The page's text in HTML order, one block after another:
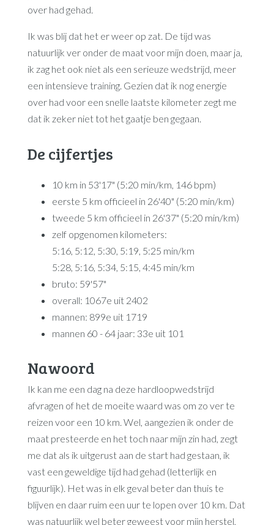
over had gehad.
Ik was blij dat het er weer op zat. De tijd was
natuurlijk ver onder de maat voor mijn doen, maar ja,
ik zag het ook niet als een serieuze wedstrijd, meer
een intensieve training. Gezien dat ik nog energie
over had voor een snelle laatste kilometer zegt me
dat ik zeker niet tot het gaatje ben gegaan.
De cijfertjes
10 km in 53'17" (5:20 min/km, 146 bpm)
eerste 5 km officieel in 26'40" (5:20 min/km)
tweede 5 km officieel in 26'37" (5:20 min/km)
zelf opgenomen kilometers:
5:16, 5:12, 5:30, 5:19, 5:25 min/km
5:28, 5:16, 5:34, 5:15, 4:45 min/km
bruto: 59'57"
overall: 1067e uit 2402
mannen: 899e uit 1719
mannen 60 - 64 jaar: 33e uit 101
Nawoord
Ik kan me een dag na deze hardloopwedstrijd
afvragen of het de moeite waard was om zo ver te
reizen voor een 10 km. Wel, aangezien ik onder de
maat presteerde en het toch naar mijn zin had, zegt
me dat als ik uitgerust aan de start had gestaan, ik
vast een geweldige tijd had gehad (letterlijk en
figuurlijk). Het was in elk geval beter dan thuis te
blijven en daar ruim een uur te lopen over 10 km. Dat
was natuurlijk wel beter geweest voor mijn herstel,